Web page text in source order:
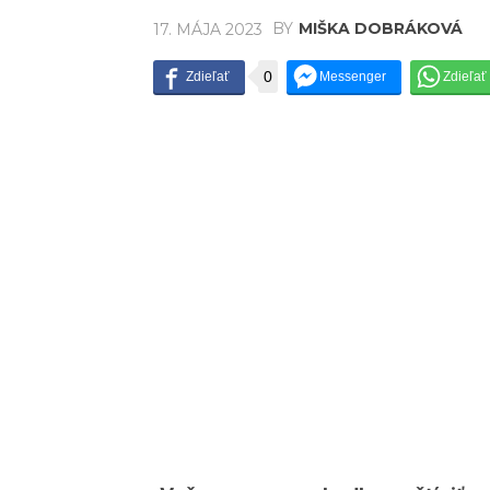
17. MÁJA 2023 BY MIŠKA DOBRÁKOVÁ
0